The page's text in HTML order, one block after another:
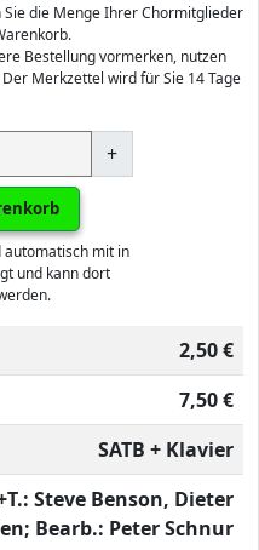
Sie die Menge Ihrer Chormitglieder
Bestellung vormerken, nutzen
Merkzettel wird für Sie 14 Tage
+
mit in
und kann dort
2,50 €
7,50 €
SATB + Klavier
Steve Benson, Dieter
Bearb.: Peter Schnur